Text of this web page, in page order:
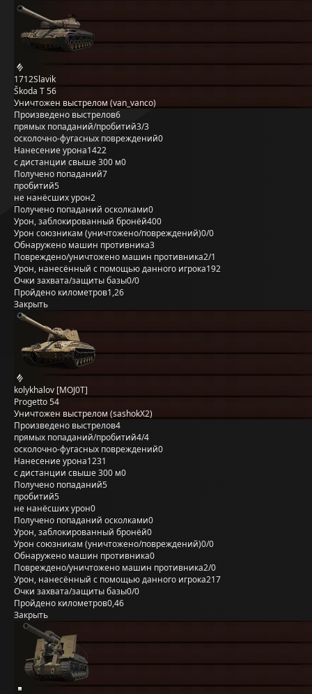
1712Slavik
Škoda T 56
Уничтожен выстрелом (van_vanco)
Произведено выстрелов6
прямых попаданий/пробитий3/3
осколочно-фугасных повреждений0
Нанесение урона1422
с дистанции свыше 300 м0
Получено попаданий7
пробитий5
не нанёсших урон2
Получено попаданий осколками0
Урон, заблокированный бронёй400
Урон союзникам (уничтожено/повреждений)0/0
Обнаружено машин противника3
Повреждено/уничтожено машин противника2/1
Урон, нанесённый с помощью данного игрока192
Очки захвата/защиты базы0/0
Пройдено километров1,26
Закрыть
kolykhalov [MOJ0T]
Progetto 54
Уничтожен выстрелом (sashokX2)
Произведено выстрелов4
прямых попаданий/пробитий4/4
осколочно-фугасных повреждений0
Нанесение урона1231
с дистанции свыше 300 м0
Получено попаданий5
пробитий5
не нанёсших урон0
Получено попаданий осколками0
Урон, заблокированный бронёй0
Урон союзникам (уничтожено/повреждений)0/0
Обнаружено машин противника0
Повреждено/уничтожено машин противника2/0
Урон, нанесённый с помощью данного игрока217
Очки захвата/защиты базы0/0
Пройдено километров0,46
Закрыть